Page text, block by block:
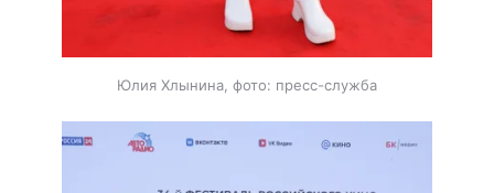
Юлия Хлынина, фото: пресс-служба